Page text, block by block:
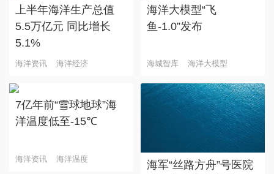
上半年海洋生产总值
5.5万亿元 同比增长
5.1%
海洋资讯 海洋经济
海洋大模型“飞
鱼-1.0”发布
海城智库 海洋大模型
7亿年前“雪球地球”海
洋温度低至-15℃
海洋资讯 海洋温度
海军“丝路方舟”号医院